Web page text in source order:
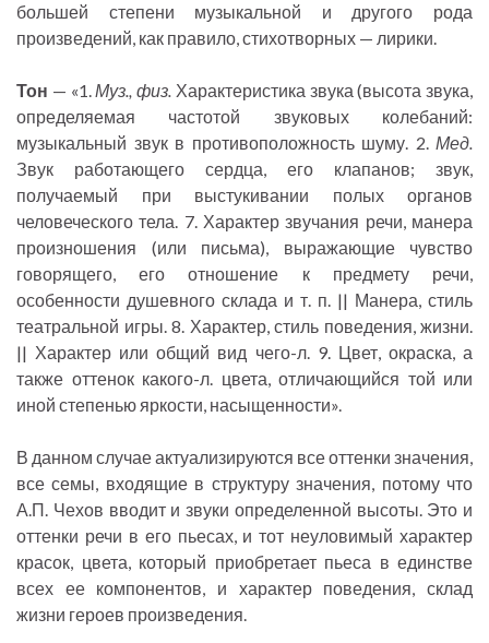
большей степени музыкальной и другого рода
произведений, как правило, стихотворных — лирики.
Тон — «1.Муз., физ. Характеристика звука (высота звука,
определяемая частотой звуковых колебаний:
музыкальный звук в противоположность шуму. 2. Мед.
Звук работающего сердца, его клапанов; звук,
получаемый при выстукивании полых органов
человеческого тела. 7. Характер звучания речи, манера
произношения (или письма), выражающие чувство
говорящего, его отношение к предмету речи,
особенности душевного склада и т. п. || Манера, стиль
театральной игры. 8. Характер, стиль поведения, жизни.
|| Характер или общий вид чего-л. 9. Цвет, окраска, а
также оттенок какого-л. цвета, отличающийся той или
иной степенью яркости, насыщенности».
В данном случае актуализируются все оттенки значения,
все семы, входящие в структуру значения, потому что
А.П. Чехов вводит и звуки определенной высоты. Это и
оттенки речи в его пьесах, и тот неуловимый характер
красок, цвета, который приобретает пьеса в единстве
всех ее компонентов, и характер поведения, склад
жизни героев произведения.